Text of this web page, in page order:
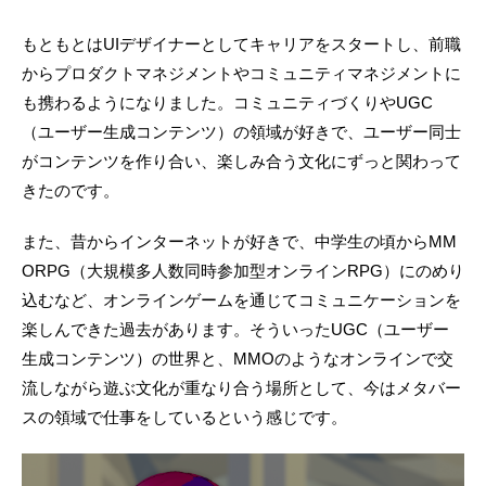
もともとはUIデザイナーとしてキャリアをスタートし、前職
からプロダクトマネジメントやコミュニティマネジメントに
も携わるようになりました。コミュニティづくりやUGC
（ユーザー生成コンテンツ）の領域が好きで、ユーザー同士
がコンテンツを作り合い、楽しみ合う文化にずっと関わって
きたのです。
また、昔からインターネットが好きで、中学生の頃からMM
ORPG（大規模多人数同時参加型オンラインRPG）にのめり
込むなど、オンラインゲームを通じてコミュニケーションを
楽しんできた過去があります。そういったUGC（ユーザー
生成コンテンツ）の世界と、MMOのようなオンラインで交
流しながら遊ぶ文化が重なり合う場所として、今はメタバー
スの領域で仕事をしているという感じです。